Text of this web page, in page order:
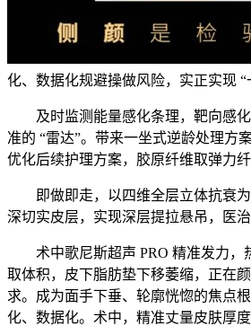
化、数据化规避操做风险，实正实现
及时监测能量感化条理，靶向感化
准的 “雷达”。带来一坐式逆龄处理方
优化后续护理方案，胶原纤维取弹力
即做即走，以四维全层立体抗衰为
深切实皮层，实现深层提拉悬吊，医
术中歌尼斯超声 PRO 精准发力，
取体积，皮下脂肪垫下移萎缩，正在
求。成为面手下垂、轮廓恍惚的焦点
化、数据化。术中，精准丈量皮肤厚